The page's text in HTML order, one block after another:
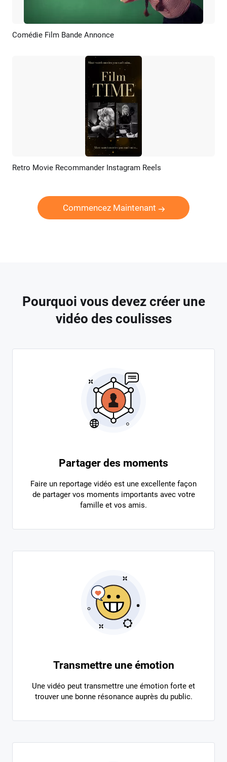
Aperçu
Comédie Film Bande Annonce
Aperçu Créer IA
Retro Movie Recommander Instagram Reels
Commencez Maintenant
Pourquoi vous devez créer une
vidéo des coulisses
Partager des moments
Faire un reportage vidéo est une excellente façon
de partager vos moments importants avec votre
famille et vos amis.
Transmettre une émotion
Une vidéo peut transmettre une émotion forte et
trouver une bonne résonance auprès du public.